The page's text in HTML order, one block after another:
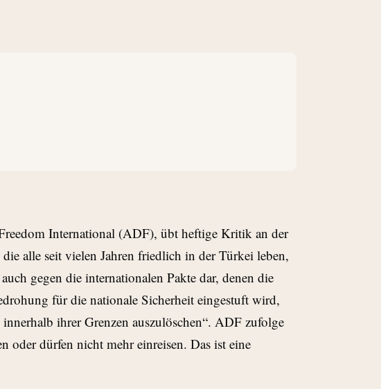
International (ADF), übt heftige Kritik an der
alle seit vielen Jahren friedlich in der Türkei leben,
gegen die internationalen Pakte dar, denen die
für die nationale Sicherheit eingestuft wird,
ihrer Grenzen auszulöschen“. ADF zufolge
oder dürfen nicht mehr einreisen. Das ist eine